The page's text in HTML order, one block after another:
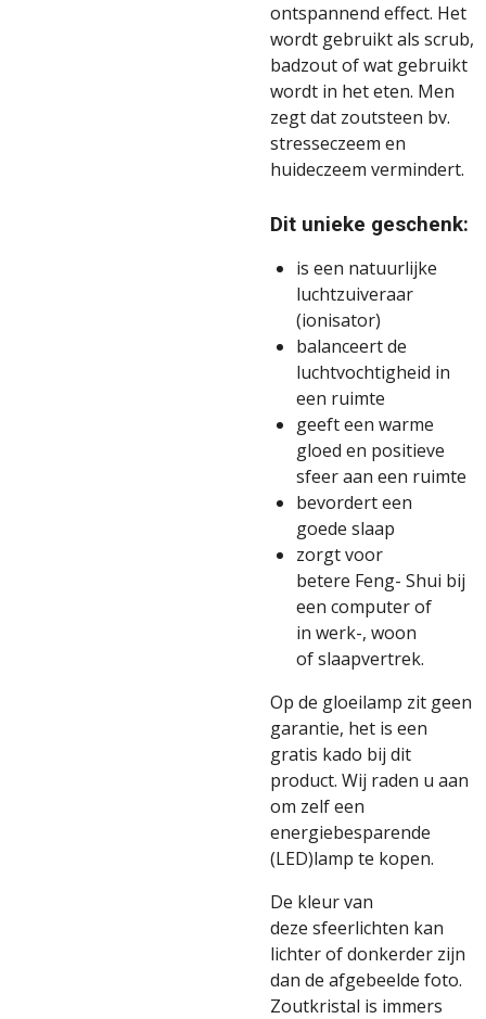
ontspannend effect. Het
wordt gebruikt als scrub,
badzout of wat gebruikt
wordt in het eten. Men
zegt dat zoutsteen bv.
stresseczeem en
huideczeem vermindert.
Dit unieke geschenk:
is een natuurlijke
luchtzuiveraar
(ionisator)
balanceert de
luchtvochtigheid in
een ruimte
geeft een warme
gloed en positieve
sfeer aan een ruimte
bevordert een
goede slaap
zorgt voor
betere Feng- Shui bij
een computer of
in werk-, woon
of slaapvertrek.
Op de gloeilamp zit geen
garantie, het is een
gratis kado bij dit
product. Wij raden u aan
om zelf een
energiebesparende
(LED)lamp te kopen.
De kleur van
deze sfeerlichten kan
lichter of donkerder zijn
dan de afgebeelde foto.
Zoutkristal is immers